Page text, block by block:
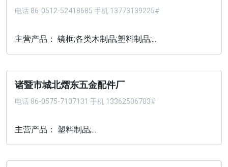
电话 86-0512-52418685 手机 13773139225#
主营产品： 镜框;各类木制品;塑料制品;...
诸暨市城北熠东五金配件厂
电话 86-0575-7107131 手机 13362506783#
主营产品： 塑料制品;...